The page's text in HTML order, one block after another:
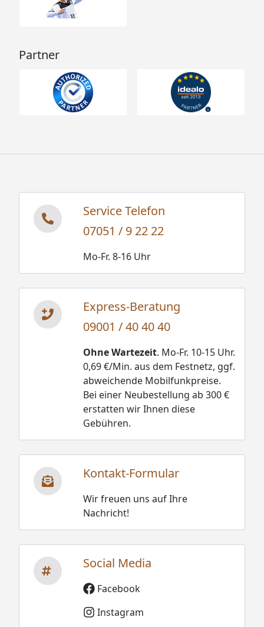
Partner
Service Telefon
07051 / 9 22 22
Mo-Fr. 8-16 Uhr
Express-Beratung
09001 / 40 40 40
Ohne Wartezeit. Mo-Fr. 10-15 Uhr.
0,69 €/Min. aus dem Festnetz, ggf.
abweichende Mobilfunkpreise.
Bei einer Neubestellung ab 300 €
erstatten wir Ihnen diese
Gebühren.
Kontakt-Formular
Wir freuen uns auf Ihre
Nachricht!
Social Media
Facebook
Instagram